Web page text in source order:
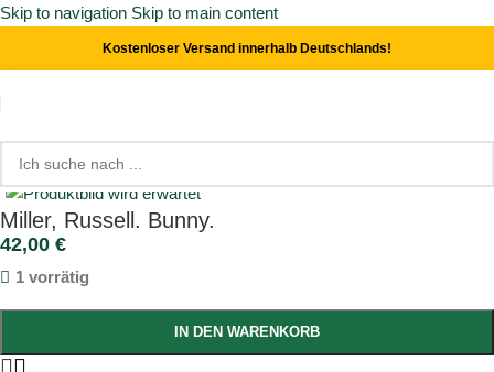
Skip to navigation Skip to main content
Kostenloser Versand innerhalb Deutschlands!
Start/ VariaClick to enlarge
Miller, Russell. Bunny.
42,00 €
1 vorrätig
IN DEN WARENKORB